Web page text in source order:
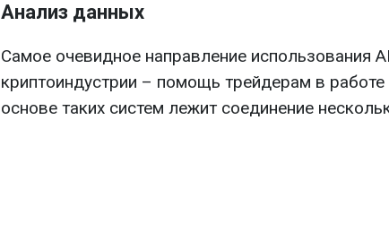
Анализ данных
Самое очевидное направление использования
криптоиндустрии – помощь трейдерам в работе
основе таких систем лежит соединение